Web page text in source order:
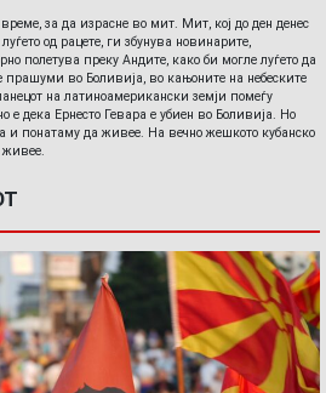
време, за да израсне во мит. Мит, кој до ден денес
од рацете, ги збунува новинарите,
полетува преку Андите, како би могле луѓето да
прашуми во Боливија, во кањоните на небеските
на латиноамерикански земји помеѓу
е дека Ернесто Гевара е убиен во Боливија. Но
и понатаму да живее. На вечно жешкото кубанско